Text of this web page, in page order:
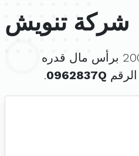
شركة تنويش
0962837Q
.